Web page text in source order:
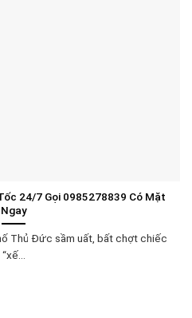
24/7 Gọi 0985278839 Có Mặt
Ngay
Thủ Đức sầm uất, bất chợt chiếc
“xế...